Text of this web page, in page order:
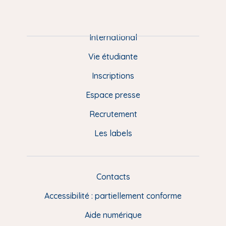
e
e
International
Vie étudiante
Inscriptions
Espace presse
Recrutement
Les labels
L
e
n
Contacts
Accessibilité : partiellement conforme
Aide numérique